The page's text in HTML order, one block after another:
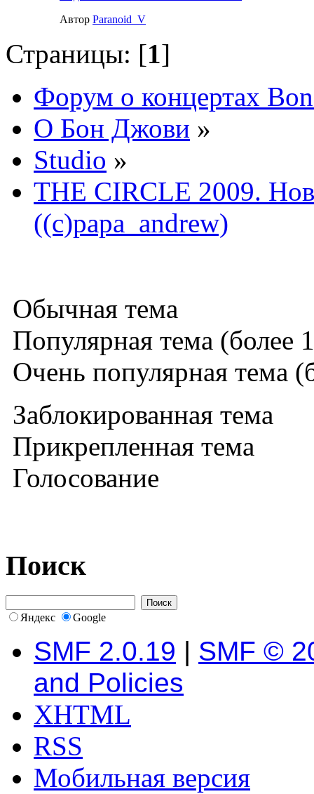
Автор Paranoid_V
Страницы: [1]
Форум о концертах
О Бон Джови »
Studio »
THE CIRCLE 2009.
((c)papa_andrew)
Обычная тема
Популярная тема (более
Очень популярная тема
Заблокированная тема
Прикрепленная тема
Голосование
Поиск
Яндекс Google
SMF 2.0.19 | SMF ©
and Policies
XHTML
RSS
Мобильная версия